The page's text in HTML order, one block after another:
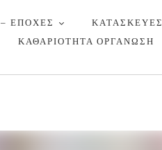
ΕΠΟΧΕΣ
ΚΑΤΑΣΚΕΥΕΣ
ΚΑΘΑΡΙΟΤΗΤΑ ΟΡΓΑΝΩΣΗ